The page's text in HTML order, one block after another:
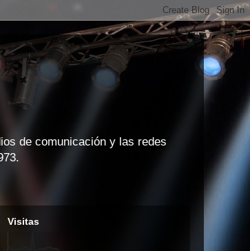
de comunicación y las redes
Visitas